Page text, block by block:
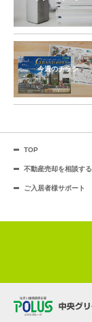
今週のチラシ
TOP
不動産売却を相談する
ご入居者様サポート